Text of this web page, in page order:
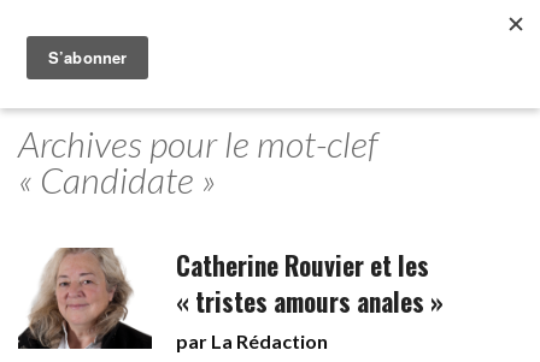
Archives pour le mot-clef
« Candidate »
Catherine Rouvier et les
« tristes amours anales »
par La Rédaction